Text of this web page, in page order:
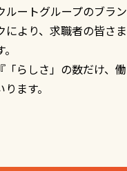
ルートグループのブラン
により、求職者の皆さま
らしさ」の数だけ、働
ます。